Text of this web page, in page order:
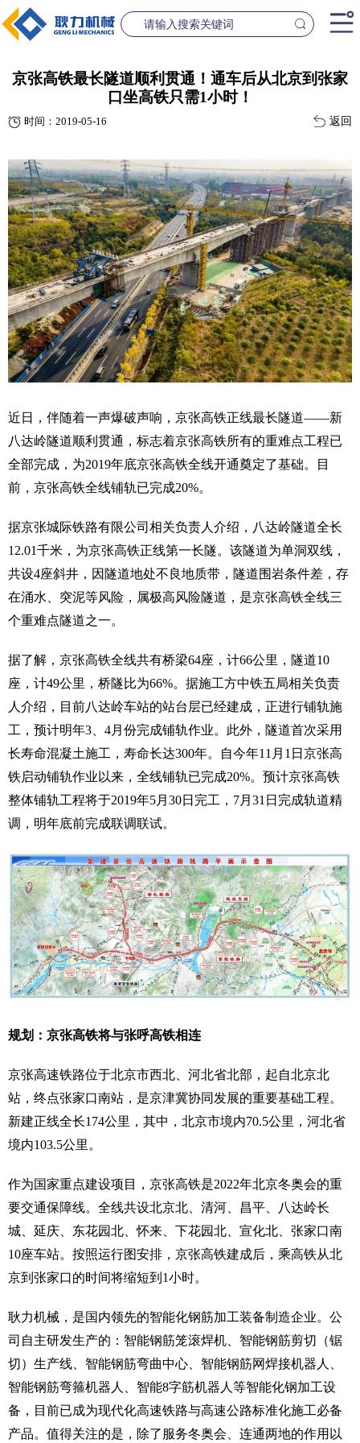
桥梁设备
GL1500-2500数控钢筋笼滚焊机
查看更多
隧道设
GL2300隧道网
查看更
首页
产品中心
案例中心
联系我们
新闻资讯
公司简介
京张高铁最长隧道顺利贯通！通车后从北京到张家
口坐高铁只需1小时！
时间：2019-05-16 返回
近日，伴随着一声爆破声响，京张高铁正线最长隧道——新
八达岭隧道顺利贯通，标志着京张高铁所有的重难点工程已
全部完成，为2019年底京张高铁全线开通奠定了基础。目
前，京张高铁全线铺轨已完成20%。
据京张城际铁路有限公司相关负责人介绍，八达岭隧道全长
12.01千米，为京张高铁正线第一长隧。该隧道为单洞双线，
共设4座斜井，因隧道地处不良地质带，隧道围岩条件差，存
在涌水、突泥等风险，属极高风险隧道，是京张高铁全线三
个重难点隧道之一。
据了解，京张高铁全线共有桥梁64座，计66公里，隧道10
座，计49公里，桥隧比为66%。据施工方中铁五局相关负责
人介绍，目前八达岭车站的站台层已经建成，正进行铺轨施
工，预计明年3、4月份完成铺轨作业。此外，隧道首次采用
长寿命混凝土施工，寿命长达300年。自今年11月1日京张高
铁启动铺轨作业以来，全线铺轨已完成20%。预计京张高铁
整体铺轨工程将于2019年5月30日完工，7月31日完成轨道精
调，明年底前完成联调联试。
规划： 京张高铁将与张呼高铁相连
京张高速铁路位于北京市西北、河北省北部，起自北京北
站，终点张家口南站，是京津冀协同发展的重要基础工程。
新建正线全长174公里，其中，北京市境内70.5公里，河北省
境内103.5公里。
作为国家重点建设项目，京张高铁是2022年北京冬奥会的重
要交通保障线。全线共设北京北、清河、昌平、八达岭长
城、延庆、东花园北、怀来、下花园北、宣化北、张家口南
10座车站。按照运行图安排，京张高铁建成后，乘高铁从北
京到张家口的时间将缩短到1小时。
耿力机械，是国内领先的智能化钢筋加工装备制造企业。公
司自主研发生产的：智能钢筋笼滚焊机、智能钢筋剪切（锯
切）生产线、智能钢筋弯曲中心、智能钢筋网焊接机器人、
智能钢筋弯箍机器人、智能8字筋机器人等智能化钢加工设
备，目前已成为现代化高速铁路与高速公路标准化施工必备
产品。值得关注的是，除了服务冬奥会、连通两地的作用以